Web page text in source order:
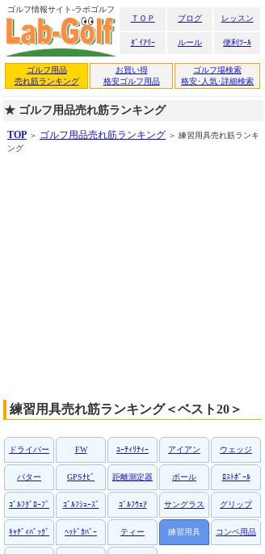
ゴルフ情報サイト-ラボゴルフ
ＴＯＰ
ブログ レッスン
ﾀﾞｲｱﾘｰ ルール 便利ﾂｰﾙ
ゴルフ用品
売れ筋ランキング
お買い得
格安ゴルフ用品
ゴルフ場検索
格安･人気･詳細検索
★ ゴルフ用品売れ筋ランキング
TOP ＞ ゴルフ用品売れ筋ランキング ＞ 練習用具売れ筋ランキ
ング
練習用具売れ筋ランキング＜ベスト20＞
ドライバー FW ﾕｰﾃｨﾘﾃｨｰ アイアン ウェッジ
パター GPSﾅﾋﾞ 距離測定器 ボール ﾛｽﾄﾎﾞｰﾙ
ｺﾞﾙﾌｸﾞﾛｰﾌﾞ ｺﾞﾙﾌｼｭｰｽﾞ ｺﾞﾙﾌｳｪｱ サングラス グリップ
ｷｬﾃﾞｨﾊﾞｯｸﾞ ﾍｯﾄﾞｶﾊﾞｰ ティー 練習用具 コンペ用品